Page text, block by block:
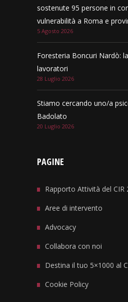
sostenute 95 persone in
vulnerabilità a Roma e
5 Agosto 2026
Foresteria Boncuri Nardò:
lavoratori
28 Luglio 2026
Stiamo cercando uno/a
Badolato
20 Luglio 2026
PAGINE
Rapporto Attività del CIR
Aree di intervento
Advocacy
Collabora con noi
Destina il tuo 5×1000 al
Cookie Policy